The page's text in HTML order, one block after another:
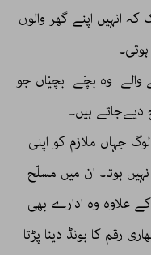
انہیں اپنے گھر والوں
والے وہ بچّے بچیّاں جو
دیےجاتے ہیں۔
جہاں ملازم کو اپنی
ہوتا۔ ان میں مسلّح
علاوہ وہ ادارے بھی
رقم کا بونڈ دینا پڑتا